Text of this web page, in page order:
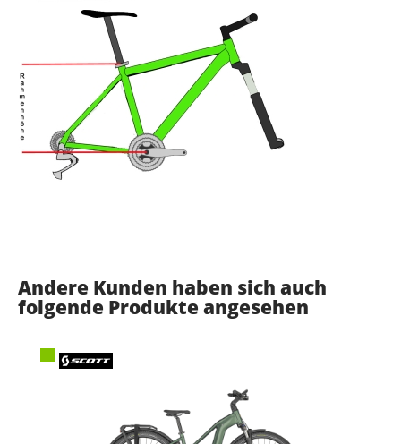
Andere Kunden haben sich auch
folgende Produkte angesehen